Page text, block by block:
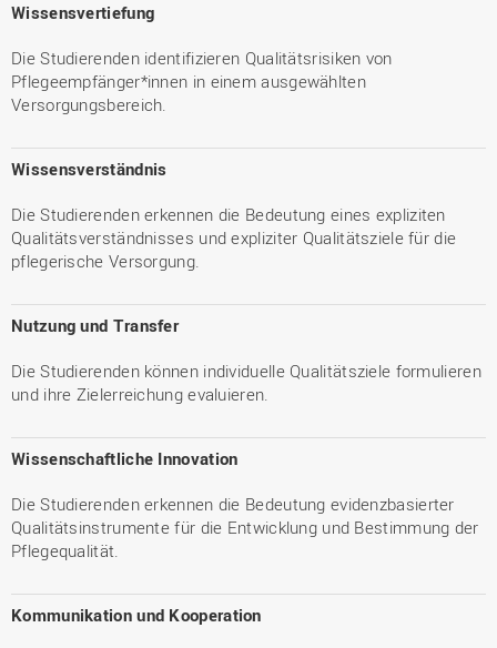
Wissensvertiefung
Die Studierenden identifizieren Qualitätsrisiken von
Pflegeempfänger*innen in einem ausgewählten
Versorgungsbereich.
Wissensverständnis
Die Studierenden erkennen die Bedeutung eines expliziten
Qualitätsverständnisses und expliziter Qualitätsziele für die
pflegerische Versorgung.
Nutzung und Transfer
Die Studierenden können individuelle Qualitätsziele formulieren
und ihre Zielerreichung evaluieren.
Wissenschaftliche Innovation
Die Studierenden erkennen die Bedeutung evidenzbasierter
Qualitätsinstrumente für die Entwicklung und Bestimmung der
Pflegequalität.
Kommunikation und Kooperation